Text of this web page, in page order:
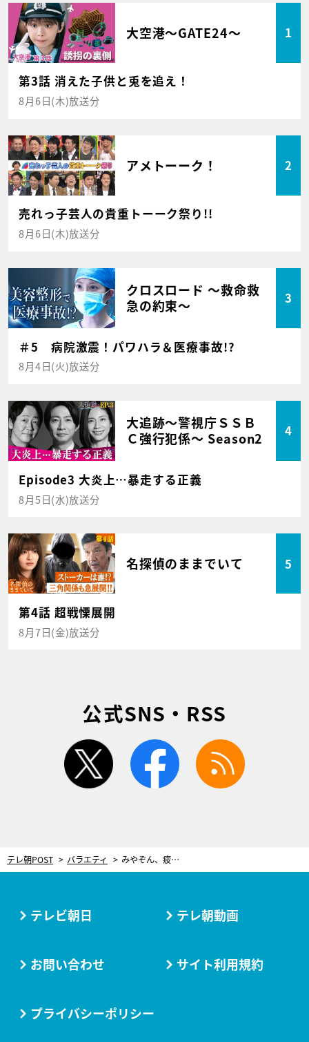
大空港～GATE24～ 1
第3話 消えた子供と兎を追え！
8月6日(木)放送分
アメトーーク！ 2
売れっ子芸人の貴重トーーク祭り!!
8月6日(木)放送分
クロスロード ～救命救
急の約束～
3
＃5 病院激震！パワハラ＆医療事故!?
8月4日(火)放送分
大追跡～警視庁ＳＳＢ
Ｃ強行犯係～ Season2
4
Episode3 大炎上…暴走する正義
8月5日(水)放送分
名探偵のままでいて 5
第4話 超戦慄展開
8月7日(金)放送分
公式SNS・RSS
twitter facebook
テレ朝POST バラエティ みやぞん、疲労困ぱいの一同を笑顔に！中村雅俊もピアノ演奏＆熱唱で拍手喝采
テレビ朝日 テレ朝動画
お問い合わせ サイト利用規約
プライバシーポリシー